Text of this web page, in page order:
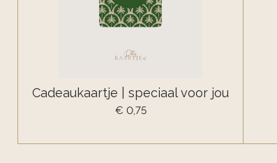
Cadeaukaartje | speciaal voor jou
€ 0,75